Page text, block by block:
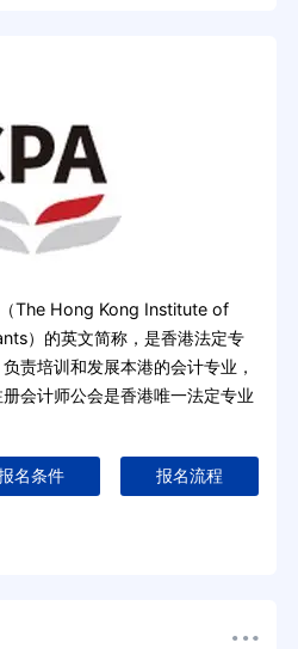
The Hong Kong Institute of
）的英文简称，是香港法定专
责培训和发展本港的会计专业，
会计师公会是香港唯一法定专业
名条件 报名流程